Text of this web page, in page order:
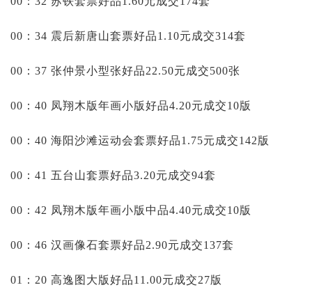
00：34 震后新唐山套票好品1.10元成交314套
00：37 张仲景小型张好品22.50元成交500张
00：40 凤翔木版年画小版好品4.20元成交10版
00：40 海阳沙滩运动会套票好品1.75元成交142版
00：41 五台山套票好品3.20元成交94套
00：42 凤翔木版年画小版中品4.40元成交10版
00：46 汉画像石套票好品2.90元成交137套
01：20 高逸图大版好品11.00元成交27版